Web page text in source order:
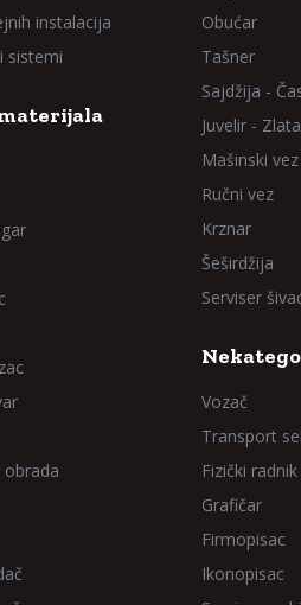
instalacija
sistemi
obrada
Obućar
Tašner
Sajdžija -
Juvelir -
Mašinski vez
Ručni vez
Krznar
Šeširdžija
Serviser
Vozač
Transport
Fizički radnik
Grafičar
Firmopisac
Ikonopisac